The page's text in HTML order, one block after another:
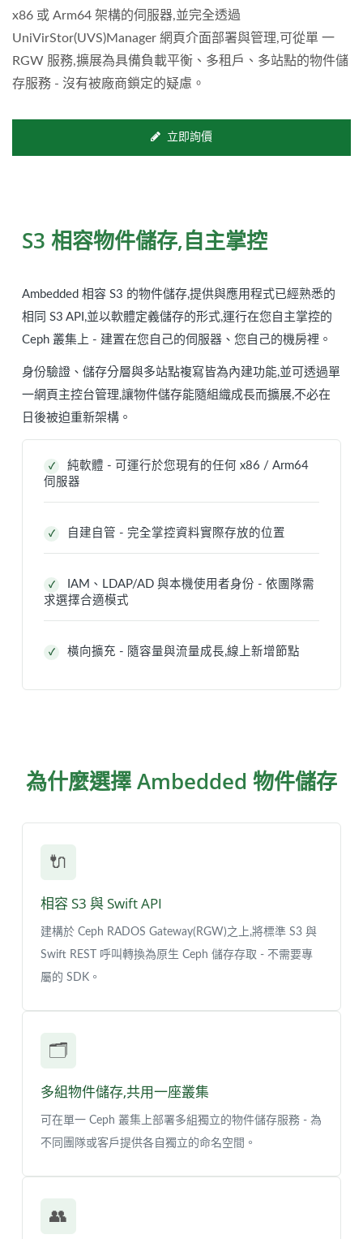
x86 或 Arm64 架構的伺服器,並完全透過
UniVirStor(UVS)Manager 網頁介面部署與管理,可從單 一
RGW 服務,擴展為具備負載平衡、多租戶、多站點的物件儲
存服務 - 沒有被廠商鎖定的疑慮。
立即詢價
S3 相容物件儲存,自主掌控
Ambedded 相容 S3 的物件儲存,提供與應用程式已經熟悉的
相同 S3 API,並以軟體定義儲存的形式,運行在您自主掌控的
Ceph 叢集上 - 建置在您自己的伺服器、您自己的機房裡。
身份驗證、儲存分層與多站點複寫皆為內建功能,並可透過單
一網頁主控台管理,讓物件儲存能隨組織成長而擴展,不必在
日後被迫重新架構。
✓
純軟體 - 可運行於您現有的任何 x86 / Arm64
伺服器
✓ 自建自管 - 完全掌控資料實際存放的位置
✓
IAM、LDAP/AD 與本機使用者身份 - 依團隊需
求選擇合適模式
✓ 橫向擴充 - 隨容量與流量成長,線上新增節點
為什麼選擇 Ambedded 物件儲存
🔌
相容 S3 與 Swift API
建構於 Ceph RADOS Gateway(RGW)之上,將標準 S3 與
Swift REST 呼叫轉換為原生 Ceph 儲存存取 - 不需要專
屬的 SDK。
🗂️
多組物件儲存,共用一座叢集
可在單一 Ceph 叢集上部署多組獨立的物件儲存服務 - 為
不同團隊或客戶提供各自獨立的命名空間。
👥